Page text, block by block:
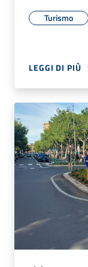
Turismo
LEGGI DI PIÙ